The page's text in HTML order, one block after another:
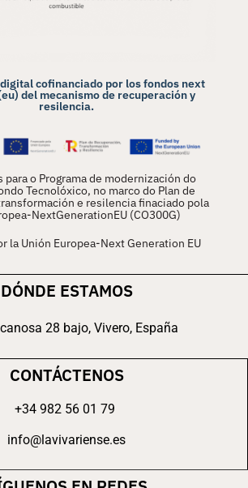
cofinanciado por los fondos next
del mecanismo de recuperación y
resilencia.
para o Programa de modernización do
Tecnolóxico, no marco do Plan de
e resilencia finaciado pola
NextGenerationEU (CO300G)
la Unión Europea-Next Generation EU
DÓNDE ESTAMOS
28 bajo, Vivero, España
CONTÁCTENOS
+34 982 56 01 79
info@lavivariense.es